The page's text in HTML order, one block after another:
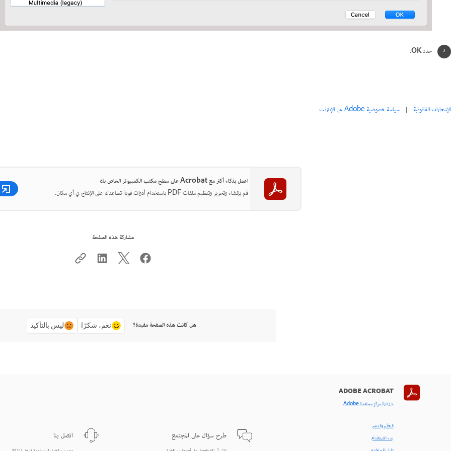
حددOK
.
الإشعارات القانونية | سياسة خصوصية Adobe عبر الإنترنت
اعمل بذكاء أكثر مع Acrobat على سطح مكتب الكمبيوتر الخاص بك
قم بإنشاء وتحرير وتنظيم ملفات PDF باستخدام أدوات قوية تساعدك على الإنتاج في أي مكان.
مشاركة هذه الصفحة
هل كانت هذه الصفحة مفيدة؟ نعم، شكرًا ليس بالتأكيد
ADOBE ACROBAT
< زيارة مركز مساعدة Adobe
التعلّم والدعم
بدء الاستخدام
طرح سؤال على المجتمع اتصل بنا